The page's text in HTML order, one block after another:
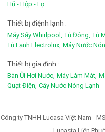
Hũ - Hộp - Lọ
Thiết bị điệnh lạnh :
Máy Sấy Whirlpool, Tủ Đông, Tủ
Tủ Lạnh Electrolux, Máy Nước
Thiết bị gia đình :
Bàn Ủi Hơi Nước, Máy Làm Mát,
Quạt Điện, Cây Nước Nóng Lạnh
Công ty TNHH Lucasa Việt Nam -
- Lucasta Liên